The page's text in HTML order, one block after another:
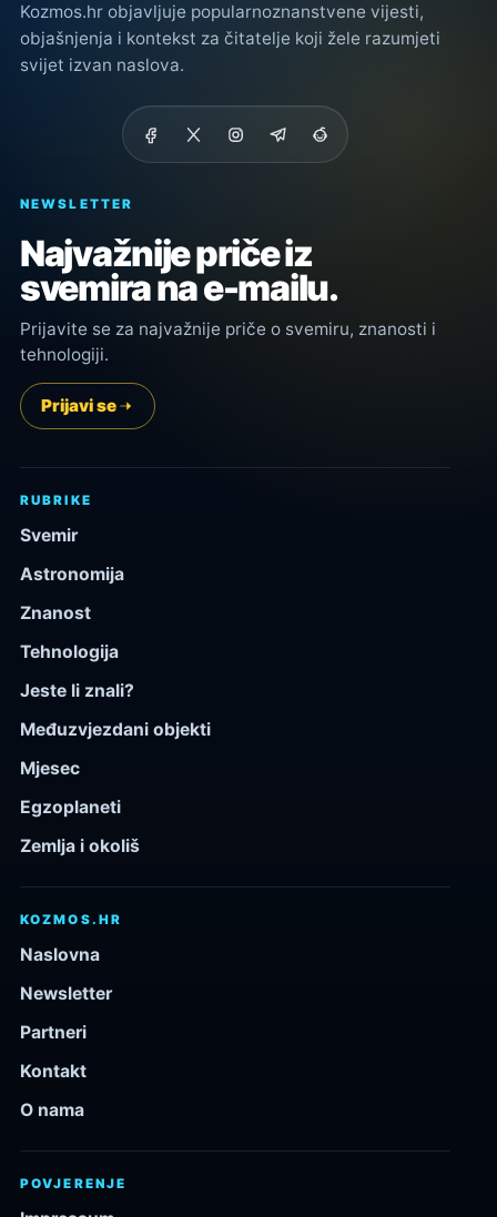
Kozmos.hr objavljuje popularnoznanstvene vijesti,
objašnjenja i kontekst za čitatelje koji žele razumjeti
svijet izvan naslova.
NEWSLETTER
Najvažnije priče iz
svemira na e-mailu.
Prijavite se za najvažnije priče o svemiru, znanosti i
tehnologiji.
Prijavi se
RUBRIKE
Svemir
Astronomija
Znanost
Tehnologija
Jeste li znali?
Međuzvjezdani objekti
Mjesec
Egzoplaneti
Zemlja i okoliš
KOZMOS.HR
Naslovna
Newsletter
Partneri
Kontakt
O nama
POVJERENJE